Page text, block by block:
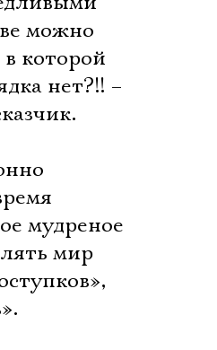
можно
которой
нет?!! –
мудреное
мир